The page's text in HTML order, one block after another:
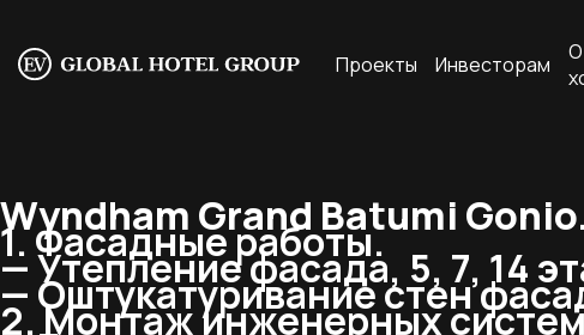
Проекты Инвесторам
О
Wyndham Grand Batumi
1. Фасадные работы.
— Утепление фасада, 5, 7, 14
— Оштукатуривание стен
2. Монтаж инженерных